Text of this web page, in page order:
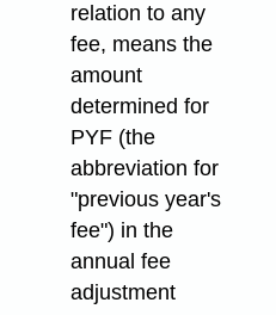
relation to any
fee, means the
amount
determined for
PYF (the
abbreviation for
"previous year's
fee") in the
annual fee
adjustment